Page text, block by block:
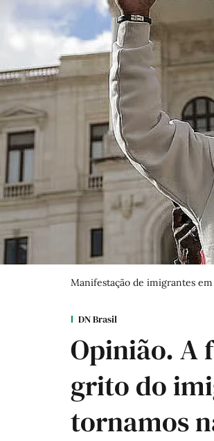
Manifestação de imigrantes
DN Brasil
Opinião. A
grito do
tornamos